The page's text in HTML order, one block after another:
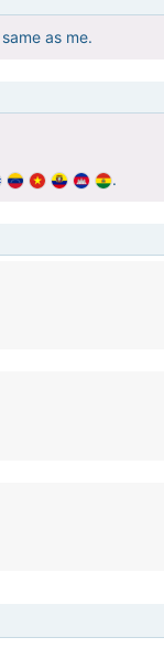
as me.
.